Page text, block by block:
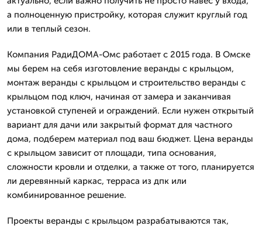
а полноценную пристройку, которая служит круглый год
или в теплый сезон.
Компания РадиДОМА-Омс работает с 2015 года. В Омске
мы берем на себя изготовление веранды с крыльцом,
монтаж веранды с крыльцом и строительство веранды с
крыльцом под ключ, начиная от замера и заканчивая
установкой ступеней и ограждений. Если нужен открытый
вариант для дачи или закрытый формат для частного
дома, подберем материал под ваш бюджет. Цена веранды
с крыльцом зависит от площади, типа основания,
сложности кровли и отделки, а также от того, планируется
ли деревянный каркас, терраса из дпк или
комбинированное решение.
Проекты веранды с крыльцом разрабатываются так,